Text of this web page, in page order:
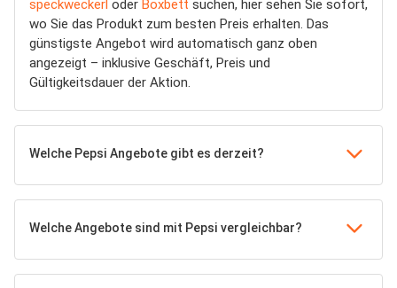
speckweckerl oder Boxbett suchen, hier sehen Sie sofort,
wo Sie das Produkt zum besten Preis erhalten. Das
günstigste Angebot wird automatisch ganz oben
angezeigt – inklusive Geschäft, Preis und
Gültigkeitsdauer der Aktion.
Welche Pepsi Angebote gibt es derzeit?
Welche Angebote sind mit Pepsi vergleichbar?